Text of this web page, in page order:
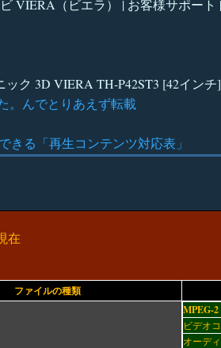
VIERA（ビエラ） | お客様サポート |
ック 3D VIERA TH-P42ST3 [42イン
。んでとりあえず転載
きる「再生コンテンツ対応表」
在
ファイルの種類
MPEG-2
ビデオ
オーデ